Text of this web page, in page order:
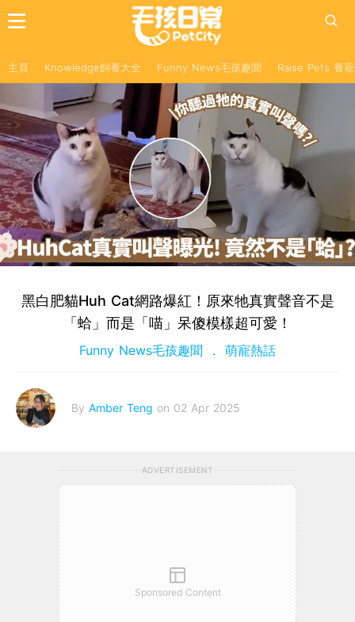
主頁 Knowledge飼養大全 Funny News毛孩趣聞 Raise Pets 養
黑白肥貓Huh Cat網路爆紅！原來牠真實聲音不是
「蛤」而是「喵」呆傻模樣超可愛！
Funny News毛孩趣聞 萌寵熱話
By Amber Teng on 02 Apr 2025
ADVERTISEMENT
Sponsored Content